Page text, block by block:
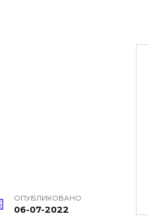
ОПУБЛИКОВАНО
06-07-2022